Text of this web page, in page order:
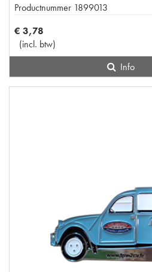
Productnummer 1899013
€ 3,78
(incl. btw)
Info